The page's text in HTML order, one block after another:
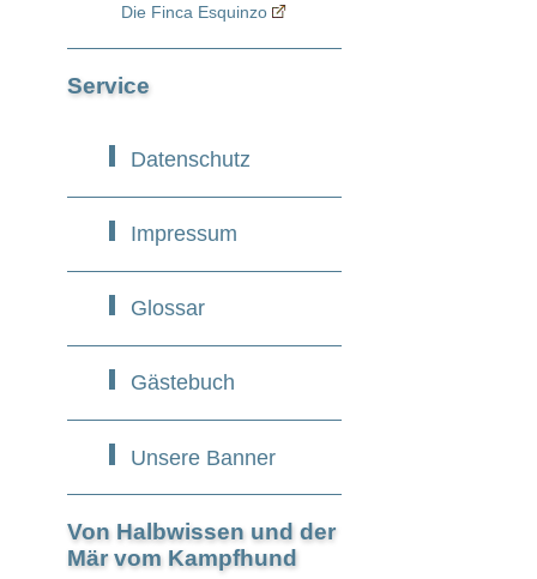
Die Finca Esquinzo
Service
Datenschutz
Impressum
Glossar
Gästebuch
Unsere Banner
Von Halbwissen und der
Mär vom Kampfhund